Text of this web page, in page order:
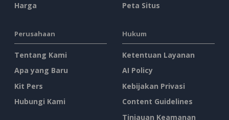
Harga
Peta Situs
Perusahaan
Tentang Kami
Apa yang Baru
Kit Pers
Hubungi Kami
Hukum
Ketentuan Layanan
AI Policy
Kebijakan Privasi
Content Guidelines
Tinjauan Keamanan